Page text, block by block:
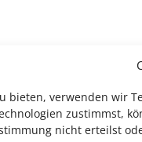
bieten, verwenden wir
zustimmst,
nicht erteilst